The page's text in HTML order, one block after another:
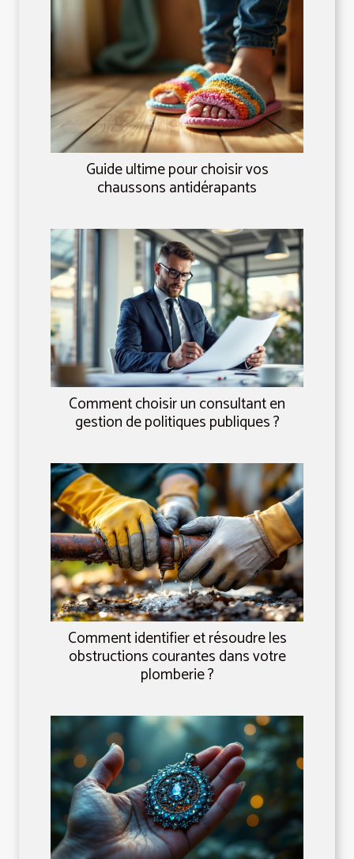
Guide ultime pour choisir vos
chaussons antidérapants
Comment choisir un consultant en
gestion de politiques publiques ?
Comment identifier et résoudre les
obstructions courantes dans votre
plomberie ?